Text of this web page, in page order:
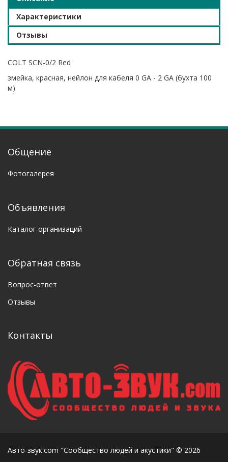
Характеристики
Отзывы
COLT SCN-0/2 Red
змейка, красная, нейлон для кабеля 0 GA - 2 GA (бухта 100
м)
Общение
Фотогалерея
Объявления
Каталог организаций
Обратная связь
Вопрос-ответ
Отзывы
Контакты
Авто-звук.com "Сообщество людей и акустики" © 2026